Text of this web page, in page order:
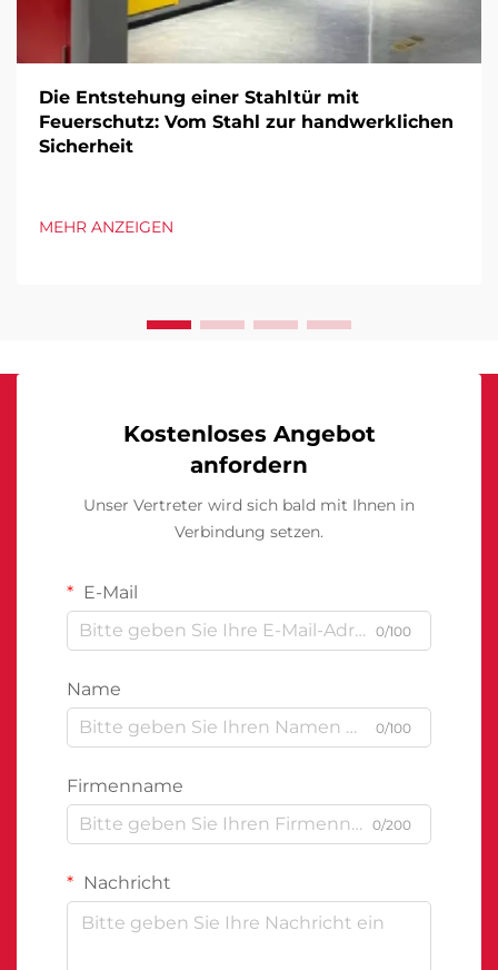
Die Entstehung einer Stahltür mit
Feuerschutz: Vom Stahl zur handwerklichen
Sicherheit
MEHR ANZEIGEN
Kostenloses Angebot
anfordern
Unser Vertreter wird sich bald mit Ihnen in
Verbindung setzen.
E-Mail
0/100
Name
0/100
Firmenname
0/200
Nachricht